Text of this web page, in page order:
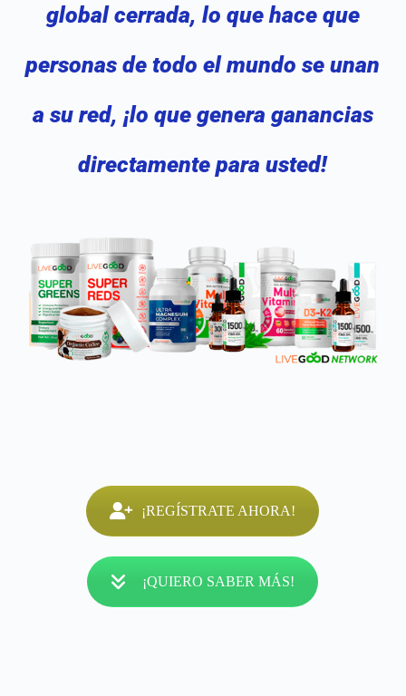
global cerrada, lo que hace que
personas de todo el mundo se unan
a su red, ¡lo que genera ganancias
directamente para usted!
¡REGÍSTRATE AHORA!
¡QUIERO SABER MÁS!